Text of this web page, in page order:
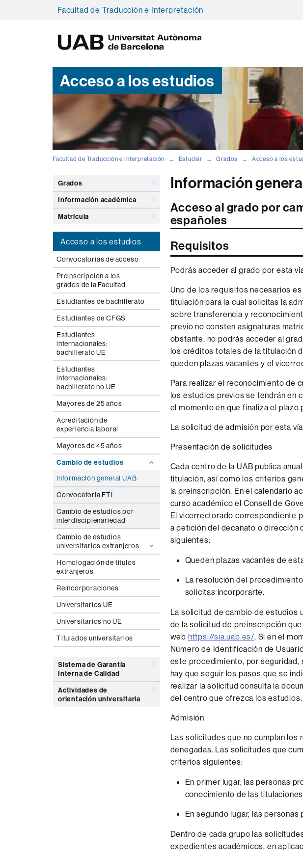
Facultad de Traducción e Interpretación
A
Acceso a los estudios
Facultad de Traducción e Interpretación Estudiar Grados Acceso a los
Grados
Información académica
Matrícula
Acceso a los estudios
Convocatorias de acceso
Preinscripción a los
grados de la Facultad
Estudiantes de bachillerato
Estudiantes de CFGS
Estudiantes
internacionales:
bachillerato UE
Estudiantes
internacionales:
bachillerato no UE
Mayores de 25 años
Acreditación de
experiencia laboral
Mayores de 45 años
Cambio de estudios
Información general UAB
Convocatoria FTI
Cambio de estudios por
interdisciplenariedad
Cambio de estudios
universitarios extranjeros
Homologación de títulos
extranjeros
Reincorporaciones
Universitarios UE
Universitarios no UE
Titulados universitarios
Sistema de Garantía
Interna de Calidad
Actividades de
orientación universitaria
Información
Acceso al grado por
españoles
Requisitos
Podrás acceder al grado por esta
Uno de los requisitos necesarios
titulación para la cual solicitas la
sobre transferencia y
previo no consten asignaturas
obstante, no podrás acceder al
los créditos totales de la titulación
queden plazas vacantes y el
Para realizar el reconocimiento de
los estudios previos se tendrán en
el momento en que finaliza el
La solicitud de admisión por esta
Presentación de solicitudes
Cada centro de la UAB publica
titulación, así como los criterios
la preinscripción. En el calendario
curso académico el Consell de
El vicerrectorado correspondiente
a petición del decanato o dirección
siguientes:
Queden plazas vacantes de
La resolución del
solicitas incorporarte.
La solicitud de cambio de estudios
de la solicitud de preinscripción
web https://sia.uab.es/. Si en el
Número de Identificación de
este procedimiento, por seguridad,
hay que seguir los pasos que se
realizar la solicitud consulta la
del centro que ofrezca los estudios.
Admisión
Las solicitudes que no cumplan los
denegadas. Las solicitudes que
criterios siguientes:
En primer lugar, las personas
conocimiento de las
En segundo lugar, las
Dentro de cada grupo las
expedientes académicos, en